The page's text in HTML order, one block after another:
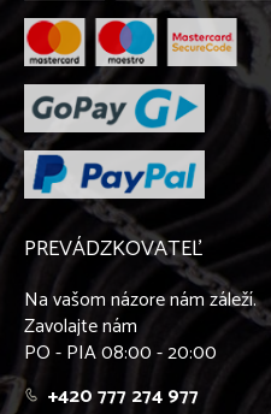
PREVÁDZKOVATEĽ
Na vašom názore nám záleží.
Zavolajte nám
PO - PIA 08:00 - 20:00
+420 777 274 977